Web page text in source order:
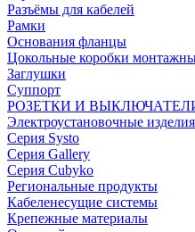
Разъёмы для кабелей
Рамки
Основания фланцы
Цокольные коробки
Заглушки
Суппорт
РОЗЕТКИ И ВЫКЛЮЧАТЕЛИ
Электроустановочные
Серия Systo
Серия Gallery
Серия Cubyko
Региональные продукты
Кабеленесущие системы
Крепежные материалы